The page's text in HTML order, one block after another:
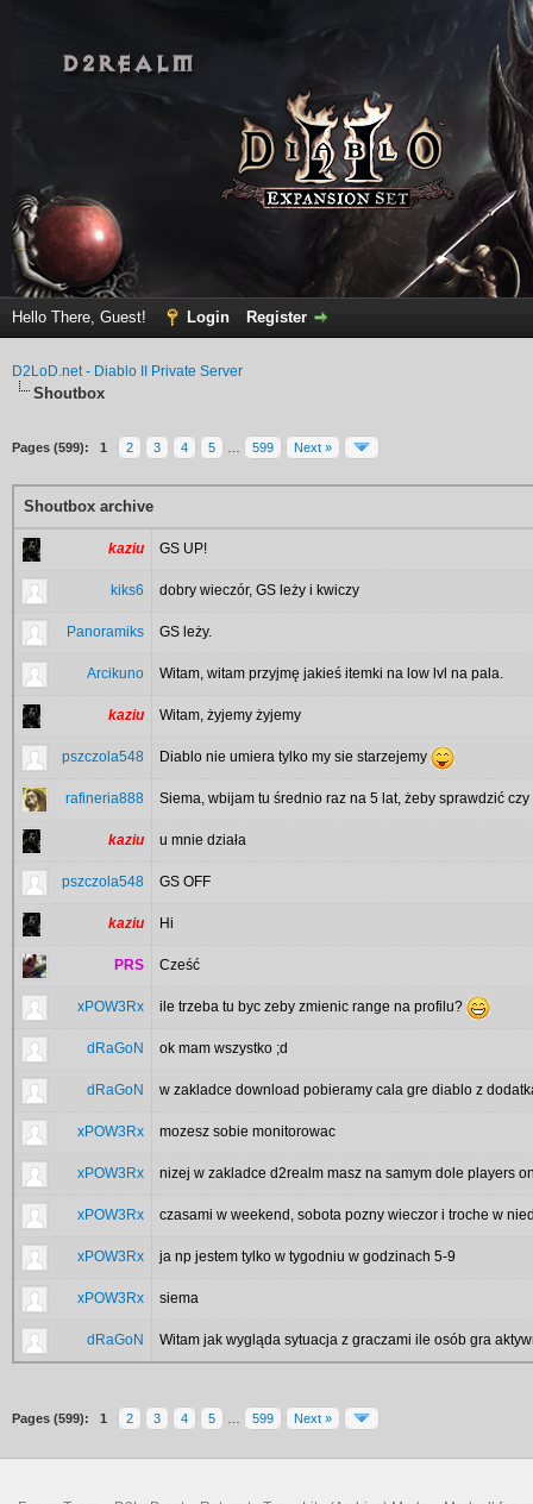
Hello There, Guest! Login Register
D2LoD.net - Diablo II Private Server
Shoutbox
Pages (599): 1 2 3 4 5 599 Next »
Shoutbox archive
kaziu GS UP!
kiks6 dobry wieczór, GS leży i kwiczy
Panoramiks GS leży.
Arcikuno Witam, witam przyjmę jakieś itemki na low lvl na pala.
kaziu Witam, żyjemy żyjemy
pszczola548 Diablo nie umiera tylko my sie starzejemy
rafineria888 Siema, wbijam tu średnio raz na 5 lat, żeby sprawdzić
kaziu u mnie działa
pszczola548 GS OFF
kaziu Hi
PRS Cześć
xPOW3Rx ile trzeba tu byc zeby zmienic range na profilu?
dRaGoN ok mam wszystko ;d
dRaGoN w zakladce download pobieramy cala gre diablo z
xPOW3Rx mozesz sobie monitorowac
xPOW3Rx nizej w zakladce d2realm masz na samym dole players
xPOW3Rx czasami w weekend, sobota pozny wieczor i troche w
xPOW3Rx ja np jestem tylko w tygodniu w godzinach 5-9
xPOW3Rx siema
dRaGoN Witam jak wygląda sytuacja z graczami ile osób gra
Pages (599): 1 2 3 4 5 599 Next »